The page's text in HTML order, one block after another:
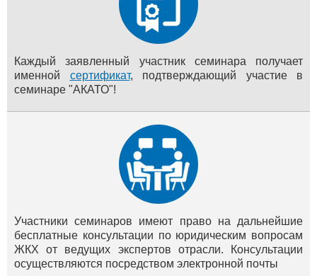
Каждый заявленный участник семинара получает
именной сертификат, подтверждающий участие в
семинаре "АКАТО"!
Участники семинаров имеют право на дальнейшие
бесплатные консультации по юридическим вопросам
ЖКХ от ведущих экспертов отрасли. Консультации
осуществляются посредством электронной почты